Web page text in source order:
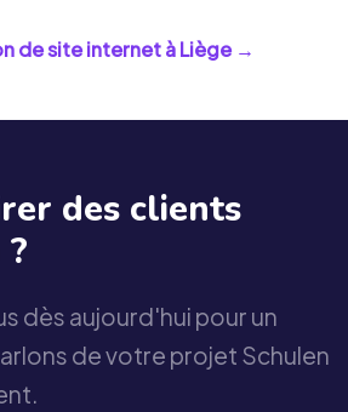
de site internet àLiège→
des clients
?
dès aujourd'hui pour un
de votre projet Schulen